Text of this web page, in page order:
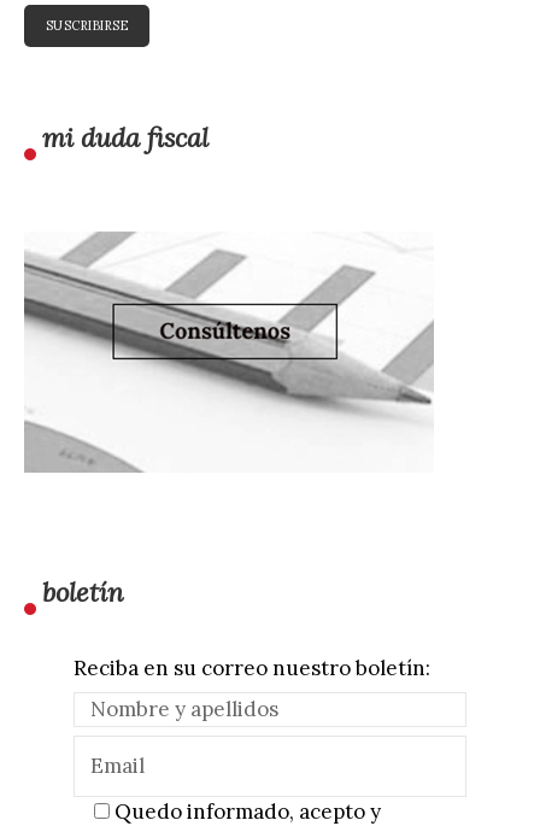
mi duda fiscal
boletín
Reciba en su correo nuestro boletín:
Quedo informado, acepto y